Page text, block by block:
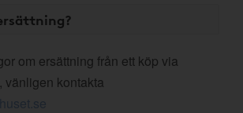
om ersättning från ett köp via
vänligen kontakta